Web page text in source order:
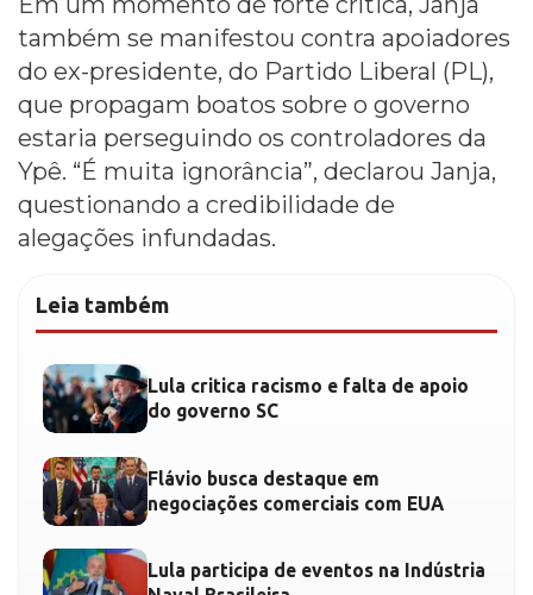
também se manifestou contra apoiadores
do ex-presidente, do Partido Liberal (PL),
que propagam boatos sobre o governo
estaria perseguindo os controladores da
Ypê. “É muita ignorância”, declarou Janja,
questionando a credibilidade de
alegações infundadas.
Leia também
Lula critica racismo e falta de apoio
do governo SC
Flávio busca destaque em
negociações comerciais com EUA
Lula participa de eventos na Indústria